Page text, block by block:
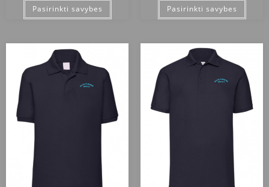
Pasirinkti savybes Pasirinkti savybes